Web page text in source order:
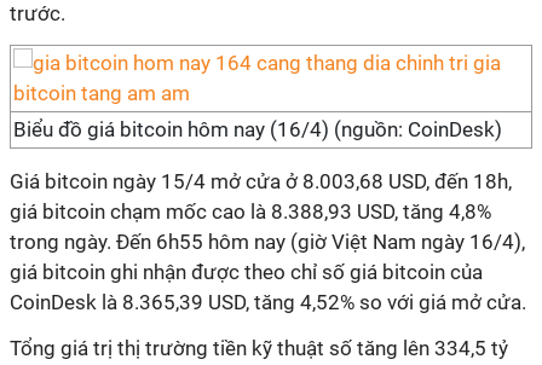
trước.
Biểu đồ giá bitcoin hôm nay (16/4) (nguồn: CoinDesk)
Giá bitcoin ngày 15/4 mở cửa ở 8.003,68 USD, đến 18h,
giá bitcoin chạm mốc cao là 8.388,93 USD, tăng 4,8%
trong ngày. Đến 6h55 hôm nay (giờ Việt Nam ngày 16/4),
giá bitcoin ghi nhận được theo chỉ số giá bitcoin của
CoinDesk là 8.365,39 USD, tăng 4,52% so với giá mở cửa.
Tổng giá trị thị trường tiền kỹ thuật số tăng lên 334,5 tỷ